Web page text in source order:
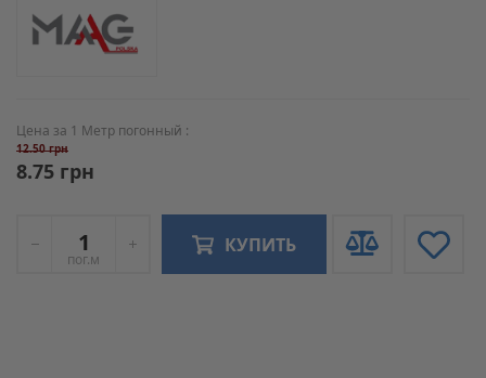
Цена за 1 Метр погонный :
12.50 грн
8.75 грн
пог.м
КУПИТЬ